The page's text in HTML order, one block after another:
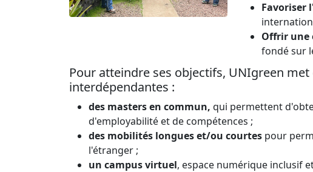
Favoriser
Offrir une
fondé sur
Pour atteindre ses objectifs, UNIgreen met
interdépendantes :
des masters en commun, qui permettent
d'employabilité et de compétences ;
des mobilités longues et/ou courtes pour
l'étranger ;
un campus virtuel, espace numérique inclusif